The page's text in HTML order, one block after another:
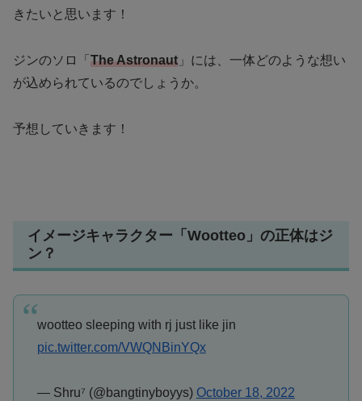
きたいと思います！
ジンのソロ「 The Astronaut 」には、一体どのような想い
が込められているのでしょうか。
予想していきます！
イメージキャラクター「Wootteo」の正体はジ
ン？
wootteo sleeping with rj just like jin
pic.twitter.com/VWQNBinYQx
— Shru⁷ (@bangtinyboyys) October 18, 2022